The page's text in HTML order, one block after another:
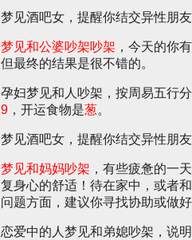
梦见酒吧女，提醒你结交异性朋友
梦见和公婆吵架吵架 ，今天的你
但最终的结果是很不错的。
孕妇梦见和人吵架，按周易五行
9 ，开运食物是葱。
梦见酒吧女，提醒你结交异性朋友
梦见和妈妈吵架 ，有些疲惫的一
复身心的舒适！待在家中，或者
问题方面，建议你寻找协助或做
恋爱中的人梦见和弟媳吵架，说